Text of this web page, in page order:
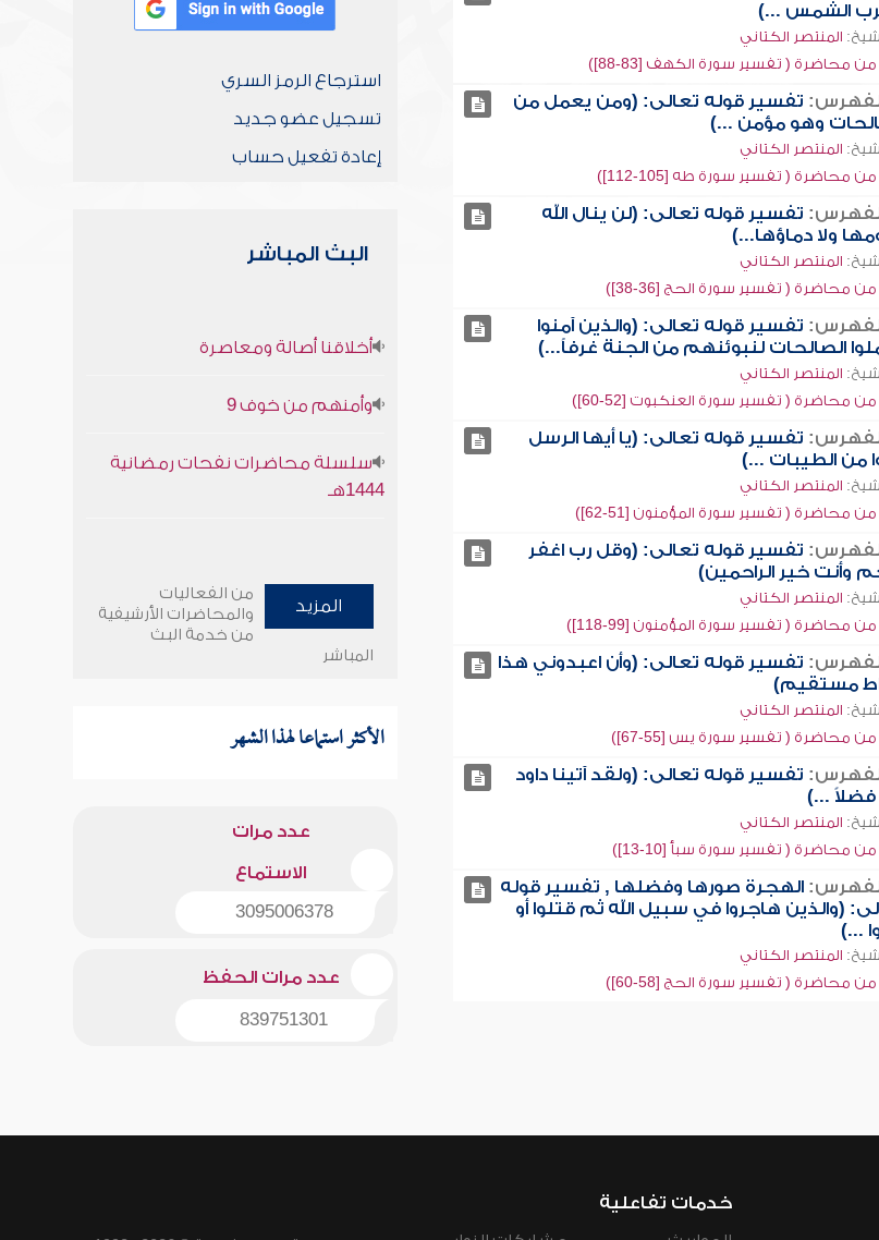
الشمس ...)
المنتصر الكتاني
محاضرة ( تفسير سورة الكهف [83-88])
تفسير قوله تعالى: (ومن يعمل من
وهو مؤمن ...)
المنتصر الكتاني
محاضرة ( تفسير سورة طه [105-112])
تفسير قوله تعالى: (لن ينال الله
ولا دماؤها...)
المنتصر الكتاني
محاضرة ( تفسير سورة الحج [36-38])
تفسير قوله تعالى: (والذين آمنوا
الصالحات لنبوئنهم من الجنة غرفاً...)
المنتصر الكتاني
محاضرة ( تفسير سورة العنكبوت [52-60])
تفسير قوله تعالى: (يا أيها الرسل
من الطيبات ...)
المنتصر الكتاني
محاضرة ( تفسير سورة المؤمنون [51-62])
تفسير قوله تعالى: (وقل رب اغفر
وأنت خير الراحمين)
المنتصر الكتاني
محاضرة ( تفسير سورة المؤمنون [99-118])
تفسير قوله تعالى: (وأن اعبدوني هذا
مستقيم)
المنتصر الكتاني
محاضرة ( تفسير سورة يس [55-67])
تفسير قوله تعالى: (ولقد آتينا داود
فضلاً ...)
المنتصر الكتاني
محاضرة ( تفسير سورة سبأ [10-13])
الهجرة صورها وفضلها , تفسير قوله
(والذين هاجروا في سبيل الله ثم قتلوا أو
...)
المنتصر الكتاني
محاضرة ( تفسير سورة الحج [58-60])
استرجاع الرمز السري
تسجيل عضو جديد
إعادة تفعيل حساب
البث المباشر
أخلاقنا أصالة ومعاصرة
وأمنهم من خوف 9
سلسلة محاضرات نفحات رمضانية
1444هـ
المزيد
من الفعاليات
والمحاضرات الأرشيفية
من خدمة البث
المباشر
الأكثر استماعا لهذا الشهر
عدد مرات
الاستماع
3095006378
عدد مرات الحفظ
839751301
خدمات تفاعلية